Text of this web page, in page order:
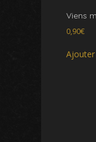
Viens
0,90€